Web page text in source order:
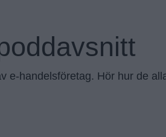
e-handelsföretag. Hör hur de